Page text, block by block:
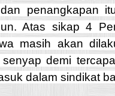
penangkapan
Atas sikap 4
masih akan
demi
dalam sindikat